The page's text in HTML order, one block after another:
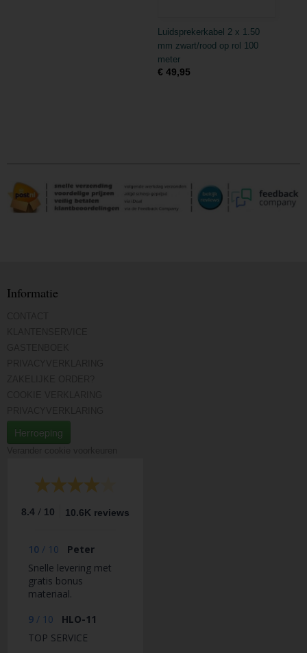
Luidsprekerkabel 2 x 1.50
mm zwart/rood op rol 100
meter
€ 49,95
Informatie
Herroeping
8.4 / 10 10.6K reviews
10 / 10
Peter
Snelle levering met
gratis bonus
materiaal.
9 / 10
HLO-11
TOP SERVICE